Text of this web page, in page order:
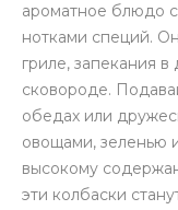
ароматное блюдо
нотками специй.
гриле, запекания
сковороде.
обедах или
овощами, зеленью
высокому
эти колбаски